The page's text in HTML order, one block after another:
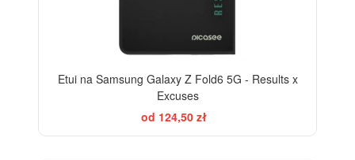
Etui na Samsung Galaxy Z Fold6 5G - Results x
Excuses
od 124,50 zł